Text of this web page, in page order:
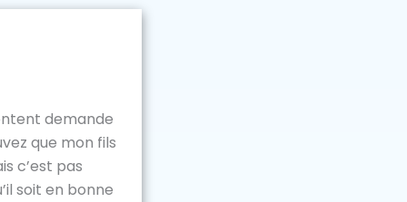
demande
que mon fils
c’est pas
soit en bonne